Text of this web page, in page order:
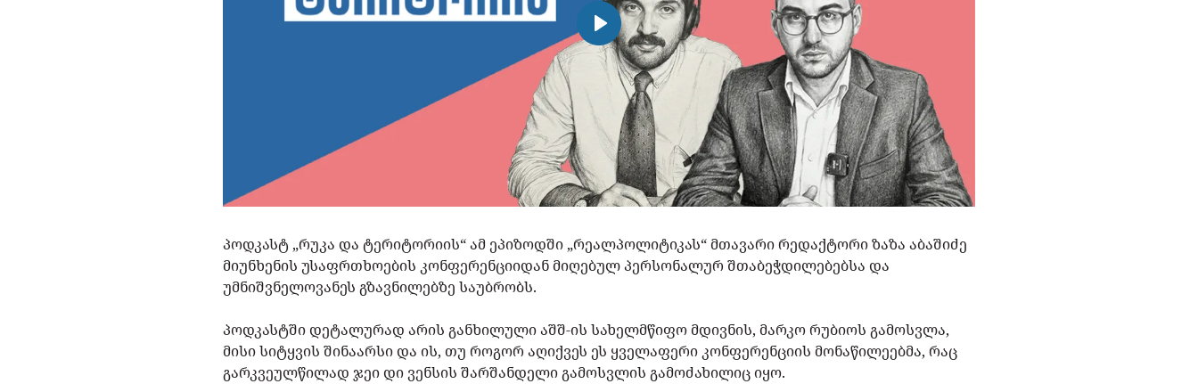
პოდკასტ „რუკა და ტერიტორიის“ ამ ეპიზოდში „რეალპოლიტიკას“ მთავარი რედაქტორი ზაზა აბაშიძე
მიუნხენის უსაფრთხოების კონფერენციიდან მიღებულ პერსონალურ შთაბეჭდილებებსა და
უმნიშვნელოვანეს გზავნილებზე საუბრობს.
პოდკასტში დეტალურად არის განხილული აშშ-ის სახელმწიფო მდივნის, მარკო რუბიოს გამოსვლა,
მისი სიტყვის შინაარსი და ის, თუ როგორ აღიქვეს ეს ყველაფერი კონფერენციის მონაწილეებმა, რაც
გარკვეულწილად ჯეი დი ვენსის შარშანდელი გამოსვლის გამოძახილიც იყო.